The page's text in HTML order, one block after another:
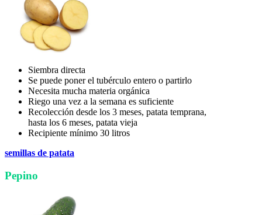
Siembra directa
Se puede poner el tubérculo entero o partirlo
Necesita mucha materia orgánica
Riego una vez a la semana es suficiente
Recolección desde los 3 meses, patata temprana,
hasta los 6 meses, patata vieja
Recipiente mínimo 30 litros
semillas de patata
Pepino